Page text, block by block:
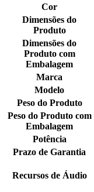
Cor
Dimensões do
Produto
Dimensões do
Produto com
Embalagem
Marca
Modelo
Peso do Produto
Peso do Produto com
Embalagem
Potência
Prazo de Garantia
Recursos de Áudio